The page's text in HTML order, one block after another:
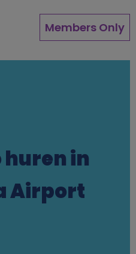
Members Only
huren in
Airport